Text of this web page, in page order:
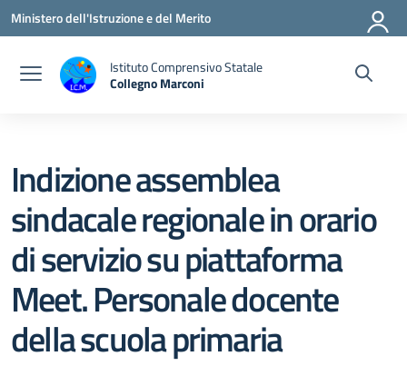
Vai ai contenuti
Vai al menu di navigazione
Vai al footer
Ministero dell'Istruzione e del Merito
Istituto Comprensivo Statale
Collegno Marconi
Indizione assemblea
sindacale regionale in orario
di servizio su piattaforma
Meet. Personale docente
della scuola primaria